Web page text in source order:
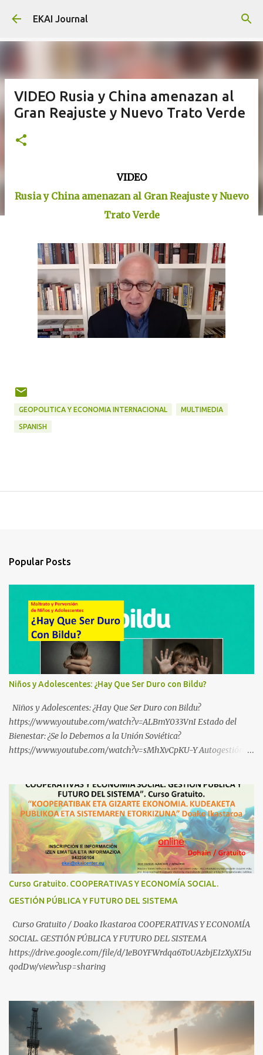
EKAI Journal
VIDEO Rusia y China amenazan al
Gran Reajuste y Nuevo Trato Verde
VIDEO
Rusia y China amenazan al Gran Reajuste y Nuevo
Trato Verde
GEOPOLITICA Y ECONOMIA INTERNACIONAL MULTIMEDIA
SPANISH
Popular Posts
Niños y Adolescentes: ¿Hay Que Ser Duro con Bildu?
Niños y Adolescentes: ¿Hay Que Ser Duro con Bildu?
https://www.youtube.com/watch?v=ALBmY033VnI Estado del
Bienestar: ¿Se lo Debemos a la Unión Soviética?
https://www.youtube.com/watch?v=sMhXvCpKU-Y Autogestión
Industrial https://www.youtube.com/shorts/dGKjgqEvRHk
¿Conoces los nuevos canales de BABESTU? Si quieres hacer algo, o
compartir ideas, para proteger a los niños y adolescentes vascos
frente a abusos y manipulaciones: BABESTUren kanal berriak
ezagutzen dituzu? Euskal haurrak eta nerabeak abusu eta
manipulazioetatik babesteko zerbait egin nahi baduzu, edo ideiak
partekatu nahi badituzu: Telegram :
https://whatsapp.com/channel/0029VbBW56k0LKZJWzQyoE1T
SÍGUENOS EN YOUTUBE: https://www.youtube.com/@ekaicenter?
sub_confirmation=1
Curso Gratuito. COOPERATIVAS Y ECONOMÍA SOCIAL.
GESTIÓN PÚBLICA Y FUTURO DEL SISTEMA
Curso Gratuito / Doako Ikastaroa COOPERATIVAS Y ECONOMÍA
SOCIAL. GESTIÓN PÚBLICA Y FUTURO DEL SISTEMA
https://drive.google.com/file/d/1eB0YFWrdqa6ToUAzbjEIzXyXI5u
qodDw/view?usp=sharing